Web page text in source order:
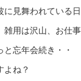
見舞われている日
用は沢山、お仕
忘年会続き・・
よね？